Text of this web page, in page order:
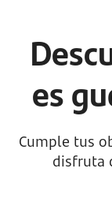
es
Cumple tus
disfruta